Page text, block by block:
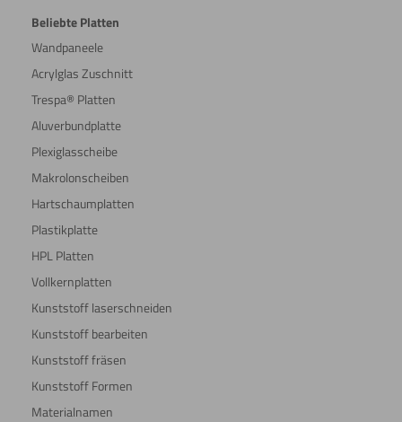
Beliebte Platten
Wandpaneele
Acrylglas Zuschnitt
Trespa® Platten
Aluverbundplatte
Plexiglasscheibe
Makrolonscheiben
Hartschaumplatten
Plastikplatte
HPL Platten
Vollkernplatten
Kunststoff laserschneiden
Kunststoff bearbeiten
Kunststoff fräsen
Kunststoff Formen
Materialnamen